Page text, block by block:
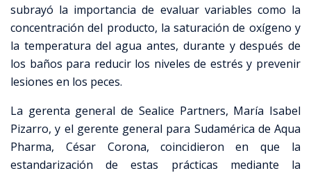
subrayó la importancia de evaluar variables como la
concentración del producto, la saturación de oxígeno y
la temperatura del agua antes, durante y después de
los baños para reducir los niveles de estrés y prevenir
lesiones en los peces.
La gerenta general de Sealice Partners, María Isabel
Pizarro, y el gerente general para Sudamérica de Aqua
Pharma, César Corona, coincidieron en que la
estandarización de estas prácticas mediante la